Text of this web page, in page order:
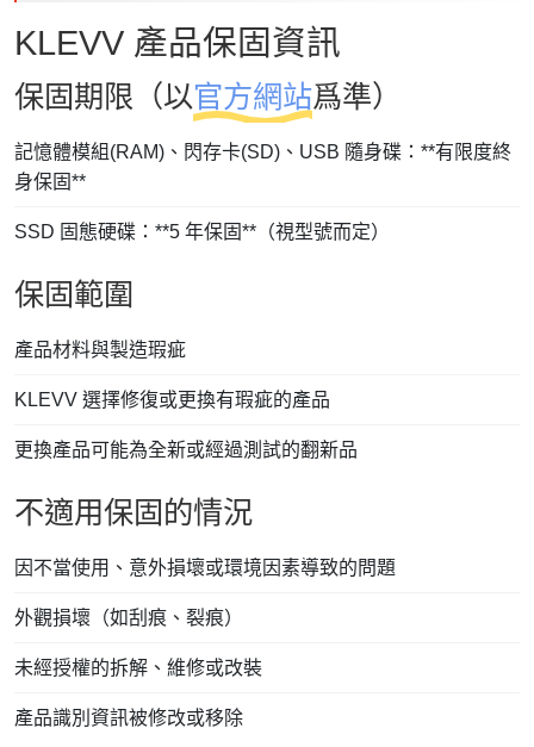
KLEVV 產品保固資訊
保固期限（以官方網站爲準）
記憶體模組(RAM)、閃存卡(SD)、USB 隨身碟：**有限度終
身保固**
SSD 固態硬碟：**5 年保固**（視型號而定）
保固範圍
產品材料與製造瑕疵
KLEVV 選擇修復或更換有瑕疵的產品
更換產品可能為全新或經過測試的翻新品
不適用保固的情況
因不當使用、意外損壞或環境因素導致的問題
外觀損壞（如刮痕、裂痕）
未經授權的拆解、維修或改裝
產品識別資訊被修改或移除